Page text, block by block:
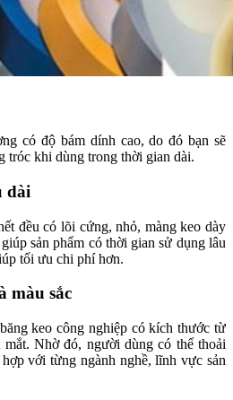
có độ bám dính cao, do đó bạn sẽ
tróc khi dùng trong thời gian dài.
dài
đều có lõi cứng, nhỏ, màng keo dày
sản phẩm có thời gian sử dụng lâu
tối ưu chi phí hơn.
màu sắc
keo công nghiệp có kích thước từ
Nhờ đó, người dùng có thể thoải
với từng ngành nghề, lĩnh vực sản